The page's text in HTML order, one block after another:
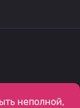
неполной,